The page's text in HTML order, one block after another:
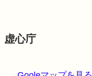
虚心庁